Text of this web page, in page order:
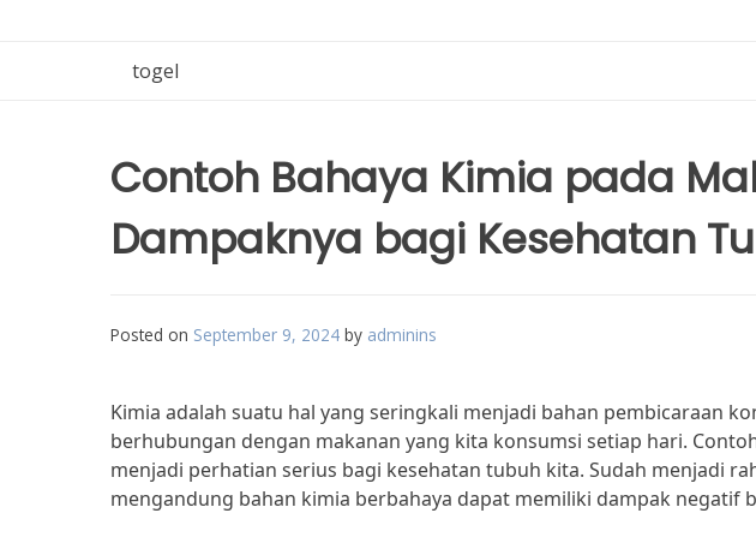
togel
Contoh Bahaya Kimia pada
Dampaknya bagi Kesehatan
Posted on September 9, 2024 by adminins
Kimia adalah suatu hal yang seringkali menjadi bahan pembicaraan
berhubungan dengan makanan yang kita konsumsi setiap hari.
menjadi perhatian serius bagi kesehatan tubuh kita. Sudah menjadi
mengandung bahan kimia berbahaya dapat memiliki dampak negatif